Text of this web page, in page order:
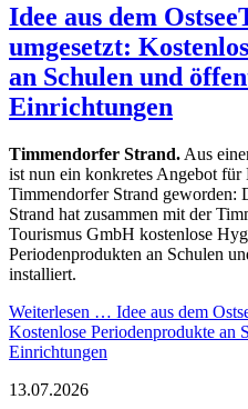
Idee aus dem
umgesetzt:
an Schulen und
Einrichtungen
Timmendorfer Strand. Aus
ist nun ein konkretes Angebot
Timmendorfer Strand geworden:
Strand hat zusammen mit der
Tourismus GmbH kostenlose
Periodenprodukten an Schulen
installiert.
Weiterlesen … Idee aus dem
Kostenlose Periodenprodukte an
Einrichtungen
13.07.2026